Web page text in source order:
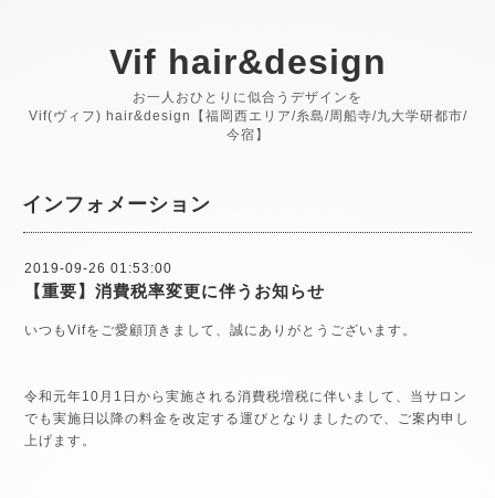
Vif hair&design
お一人おひとりに似合うデザインを
Vif(ヴィフ) hair&design【福岡西エリア/糸島/周船寺/九大学研都市/
今宿】
インフォメーション
2019-09-26 01:53:00
【重要】消費税率変更に伴うお知らせ
いつもVifをご愛顧頂きまして、誠にありがとうございます。
令和元年10月1日から実施される消費税増税に伴いまして、当サロン
でも実施日以降の料金を改定する運びとなりましたので、ご案内申し
上げます。